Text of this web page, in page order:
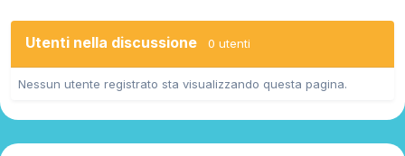
Utenti nella discussione 0 utenti
Nessun utente registrato sta visualizzando questa pagina.